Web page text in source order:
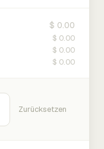
$ 0.00
$ 0.00
$ 0.00
$ 0.00
Zurücksetzen